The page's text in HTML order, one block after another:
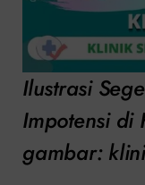
Ilustrasi
Impotensi di
gambar: